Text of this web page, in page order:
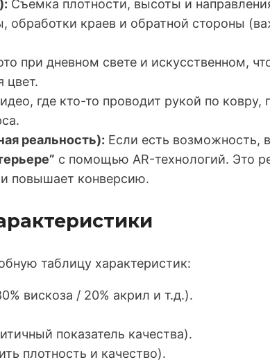
Съемка плотности, высоты и
обработки краев и обратной стороны
при дневном свете и искусственном,
цвет.
где кто-то проводит рукой по ковру,
реальность): Если есть возможность,
с помощью AR-технологий. Это
повышает конверсию.
таблицу характеристик:
вискоза / 20% акрил и т.д.).
показатель качества).
плотность и качество).